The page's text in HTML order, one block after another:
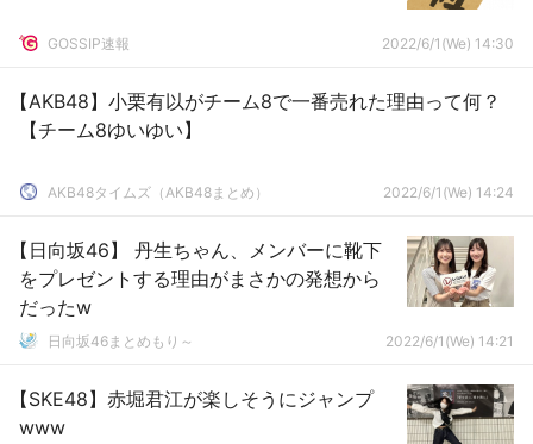
GOSSIP速報 2022/6/1(We) 14:30
【AKB48】小栗有以がチーム8で一番売れた理由って何？
【チーム8ゆいゆい】
AKB48タイムズ（AKB48まとめ） 2022/6/1(We) 14:24
【日向坂46】 丹生ちゃん、メンバーに靴下
をプレゼントする理由がまさかの発想から
だったw
日向坂46まとめもり～ 2022/6/1(We) 14:21
【SKE48】赤堀君江が楽しそうにジャンプ
www